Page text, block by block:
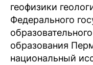
геофизики
Федерального
образования
национальный